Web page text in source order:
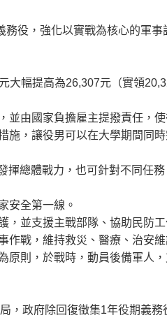
務役，強化以實戰為核心的軍
大幅提高為26,307元（實領
並由國家負擔雇主提撥責任，
施，讓役男可以在大學期間同
總體戰力，也可針對不同任
安全第一線。
，並支援主戰部隊、協助民防工
作戰，維持救災、醫療、治安
原則，於戰時，動員後備軍人
，政府除回復徵集1年役期義